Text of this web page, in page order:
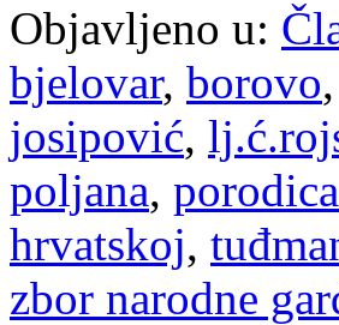
Objavljeno u:
bjelovar, borovo,
josipović,
poljana,
hrvatskoj,
zbor narodne